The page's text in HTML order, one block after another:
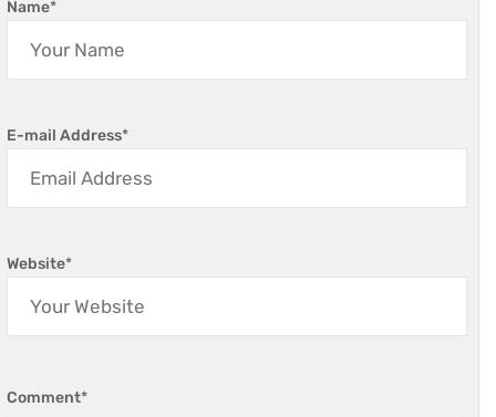
Name*
E-mail Address*
Website*
Comment*